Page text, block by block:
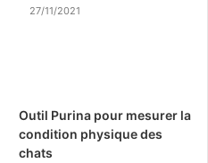
27/11/2021
Outil Purina pour mesurer la
condition physique des
chats